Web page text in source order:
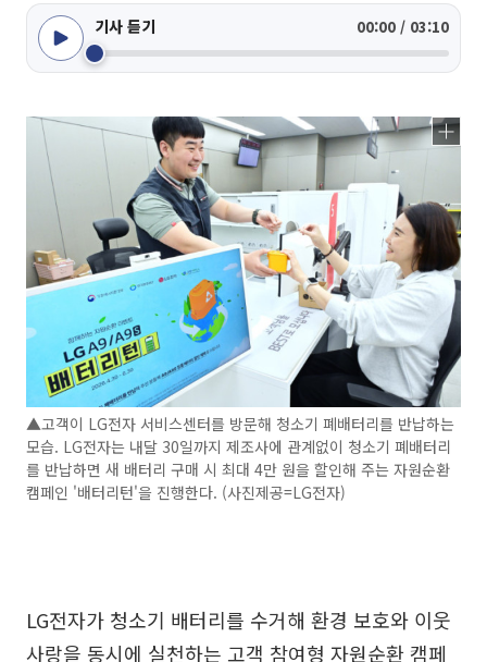
기사 듣기 00:00 / 03:10
▲고객이 LG전자 서비스센터를 방문해 청소기 폐배터리를 반납하는
모습. LG전자는 내달 30일까지 제조사에 관계없이 청소기 폐배터리
를 반납하면 새 배터리 구매 시 최대 4만 원을 할인해 주는 자원순환
캠페인 '배터리턴'을 진행한다. (사진제공=LG전자)
LG전자가 청소기 배터리를 수거해 환경 보호와 이웃
사랑을 동시에 실천하는 고객 참여형 자원순환 캠페